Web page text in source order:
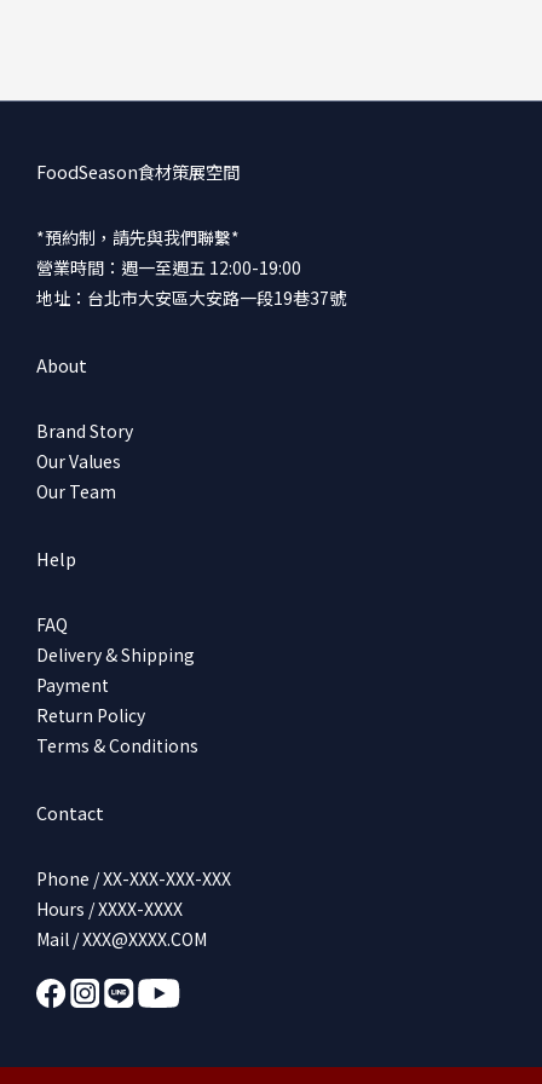
FoodSeason食材策展空間
*預約制，請先與我們聯繫*
營業時間：週一至週五 12:00-19:00
地址：台北市大安區大安路一段19巷37號
About
Brand Story
Our Values
Our Team
Help
FAQ
Delivery & Shipping
Payment
Return Policy
Terms & Conditions
Contact
Phone / XX-XXX-XXX-XXX
Hours / XXXX-XXXX
Mail / XXX@XXXX.COM